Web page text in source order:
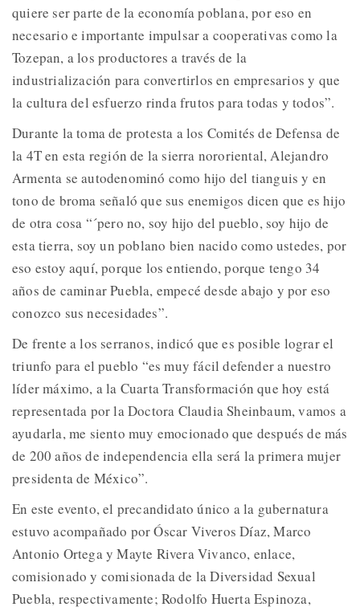
quiere ser parte de la economía poblana, por eso en
necesario e importante impulsar a cooperativas como la
Tozepan, a los productores a través de la
industrialización para convertirlos en empresarios y que
la cultura del esfuerzo rinda frutos para todas y todos”.
Durante la toma de protesta a los Comités de Defensa de
la 4T en esta región de la sierra nororiental, Alejandro
Armenta se autodenominó como hijo del tianguis y en
tono de broma señaló que sus enemigos dicen que es hijo
de otra cosa “´pero no, soy hijo del pueblo, soy hijo de
esta tierra, soy un poblano bien nacido como ustedes, por
eso estoy aquí, porque los entiendo, porque tengo 34
años de caminar Puebla, empecé desde abajo y por eso
conozco sus necesidades”.
De frente a los serranos, indicó que es posible lograr el
triunfo para el pueblo “es muy fácil defender a nuestro
líder máximo, a la Cuarta Transformación que hoy está
representada por la Doctora Claudia Sheinbaum, vamos a
ayudarla, me siento muy emocionado que después de más
de 200 años de independencia ella será la primera mujer
presidenta de México”.
En este evento, el precandidato único a la gubernatura
estuvo acompañado por Óscar Viveros Díaz, Marco
Antonio Ortega y Mayte Rivera Vivanco, enlace,
comisionado y comisionada de la Diversidad Sexual
Puebla, respectivamente; Rodolfo Huerta Espinoza,